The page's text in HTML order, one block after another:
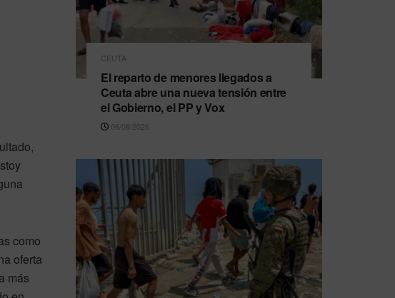
como
oferta
más
CEUTA
El reparto de menores llegados a
Ceuta abre una nueva tensión entre
el Gobierno, el PP y Vox
06/08/2026